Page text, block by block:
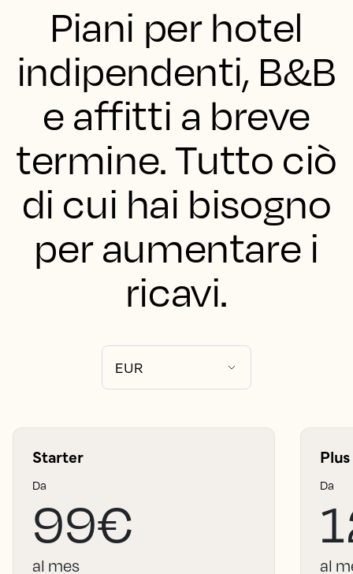
Piani per hotel
indipendenti, B&B
e affitti a breve
termine. Tutto ciò
di cui hai bisogno
per aumentare i
ricavi.
Starter
Da
99€
al mes
Plus
Da
al